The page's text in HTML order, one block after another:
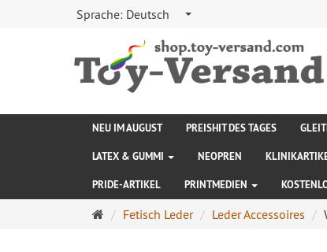
Sprache: Deutsch
NEU IM AUGUST PREISHIT DES TAGES
LATEX & GUMMI NEOPREN
PRIDE-ARTIKEL PRINTMEDIEN
Startseite
Fetisch Leder Leder Accessoires